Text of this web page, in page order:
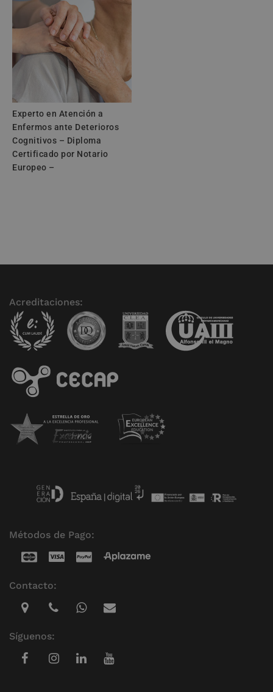
Experto en Atención a
Enfermos ante Deterioros
Cognitivos – Diploma
Certificado por Notario
Europeo –
Acreditaciones:
Métodos de Pago:
Contacto:
Síguenos: